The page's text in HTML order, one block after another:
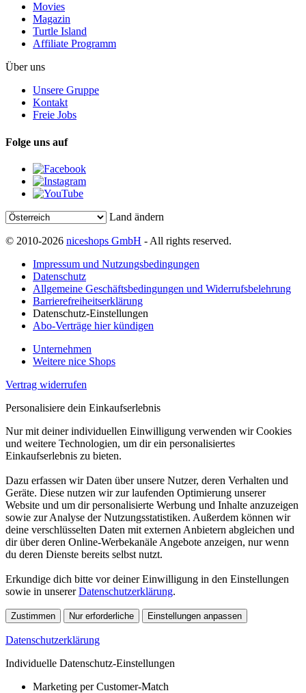
Movies
Magazin
Turtle Island
Affiliate Programm
Über uns
Unsere Gruppe
Kontakt
Freie Jobs
Folge uns auf
Land ändern
© 2010-2026 niceshops GmbH - All rights reserved.
Impressum und Nutzungsbedingungen
Datenschutz
Allgemeine Geschäftsbedingungen und Widerrufsbelehrung
Barrierefreiheitserklärung
Datenschutz-Einstellungen
Abo-Verträge hier kündigen
Unternehmen
Weitere nice Shops
Vertrag widerrufen
Personalisiere dein Einkaufserlebnis
Nur mit deiner individuellen Einwilligung verwenden wir Cookies
und weitere Technologien, um dir ein personalisiertes
Einkaufserlebnis zu bieten.
Dazu erfassen wir Daten über unsere Nutzer, deren Verhalten und
Geräte. Diese nutzen wir zur laufenden Optimierung unserer
Website und um dir personalisierte Werbung und Inhalte anzuzeigen
sowie zur Analyse der Nutzungsstatistiken. Außerdem können wir
deine verschlüsselten Daten mit externen Anbietern abgleichen und
dir über deren Online-Werbekanäle Angebote anzeigen, nur wenn
du deren Dienste bereits selbst nutzt.
Erkundige dich bitte vor deiner Einwilligung in den Einstellungen
sowie in unsererDatenschutzerklärung.
Zustimmen Nur erforderliche Einstellungen anpassen
Datenschutzerklärung
Individuelle Datenschutz-Einstellungen
Marketing per Customer-Match